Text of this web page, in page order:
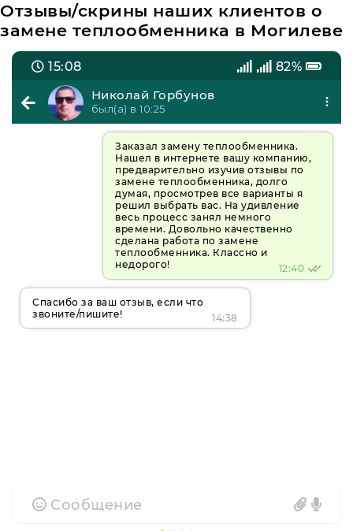
Отзывы/скрины наших клиентов о
замене теплообменника в Могилеве
15:08
82%
Николай Горбунов
был(а) в 10:25
Заказал замену теплообменника.
Нашел в интернете вашу компанию,
предварительно изучив отзывы по
замене теплообменника, долго
думая, просмотрев все варианты я
решил выбрать вас. На удивление
весь процесс занял немного
времени. Довольно качественно
сделана работа по замене
теплообменника. Классно и
недорого!
12:40
Спасибо за ваш отзыв, если что
звоните/пишите!
14:38
Сообщение